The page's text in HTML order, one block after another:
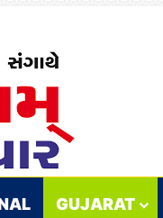
GUJARAT